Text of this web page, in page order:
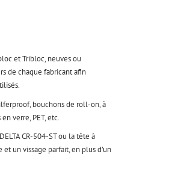
et Tribloc, neuves ou
de chaque fabricant afin
bouchons de roll-on, à
verre, PET, etc.
CR-504-ST ou la tête à
un vissage parfait, en plus d’un